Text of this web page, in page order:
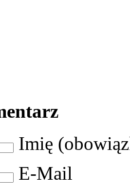
Imię
E-Mail